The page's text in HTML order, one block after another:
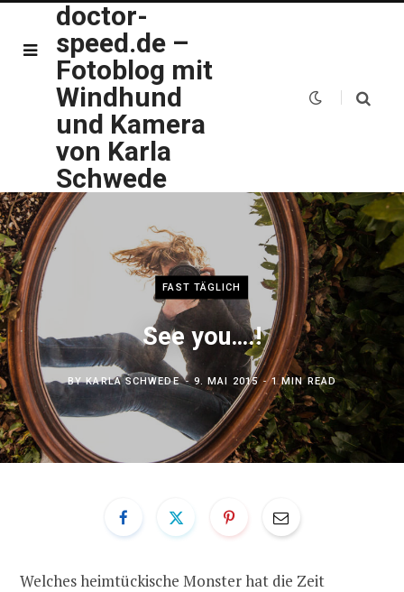
doctor-
speed.de –
Fotoblog mit
Windhund
und Kamera
von Karla
Schwede
FAST TÄGLICH
See you….!
BYKARLA SCHWEDE 9. MAI 2015 1 MIN READ
Welches heimtückische Monster hat die Zeit